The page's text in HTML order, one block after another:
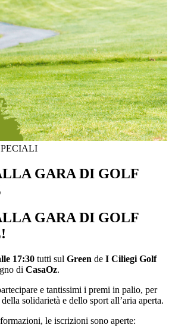
GARA DI GOLF
GARA DI GOLF
17:30 tutti sul Green de I Ciliegi Golf
di CasaOz.
e tantissimi i premi in palio, per
della solidarietà e dello sport all’aria aperta.
le iscrizioni sono aperte: